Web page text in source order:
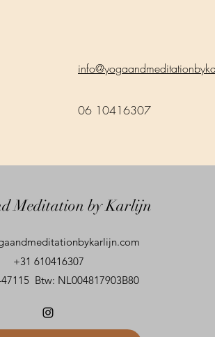
06 10416307
Meditation by Karlijn
+31 610416307
Btw: NL004817903B80